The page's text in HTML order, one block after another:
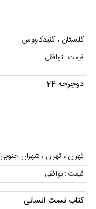
گلستان ، گنبدکاووس
قیمت : توافقی
دوچرخه 24
تهران ، تهران ، شهران جنوبی
قیمت : توافقی
کتاب تست انسانی